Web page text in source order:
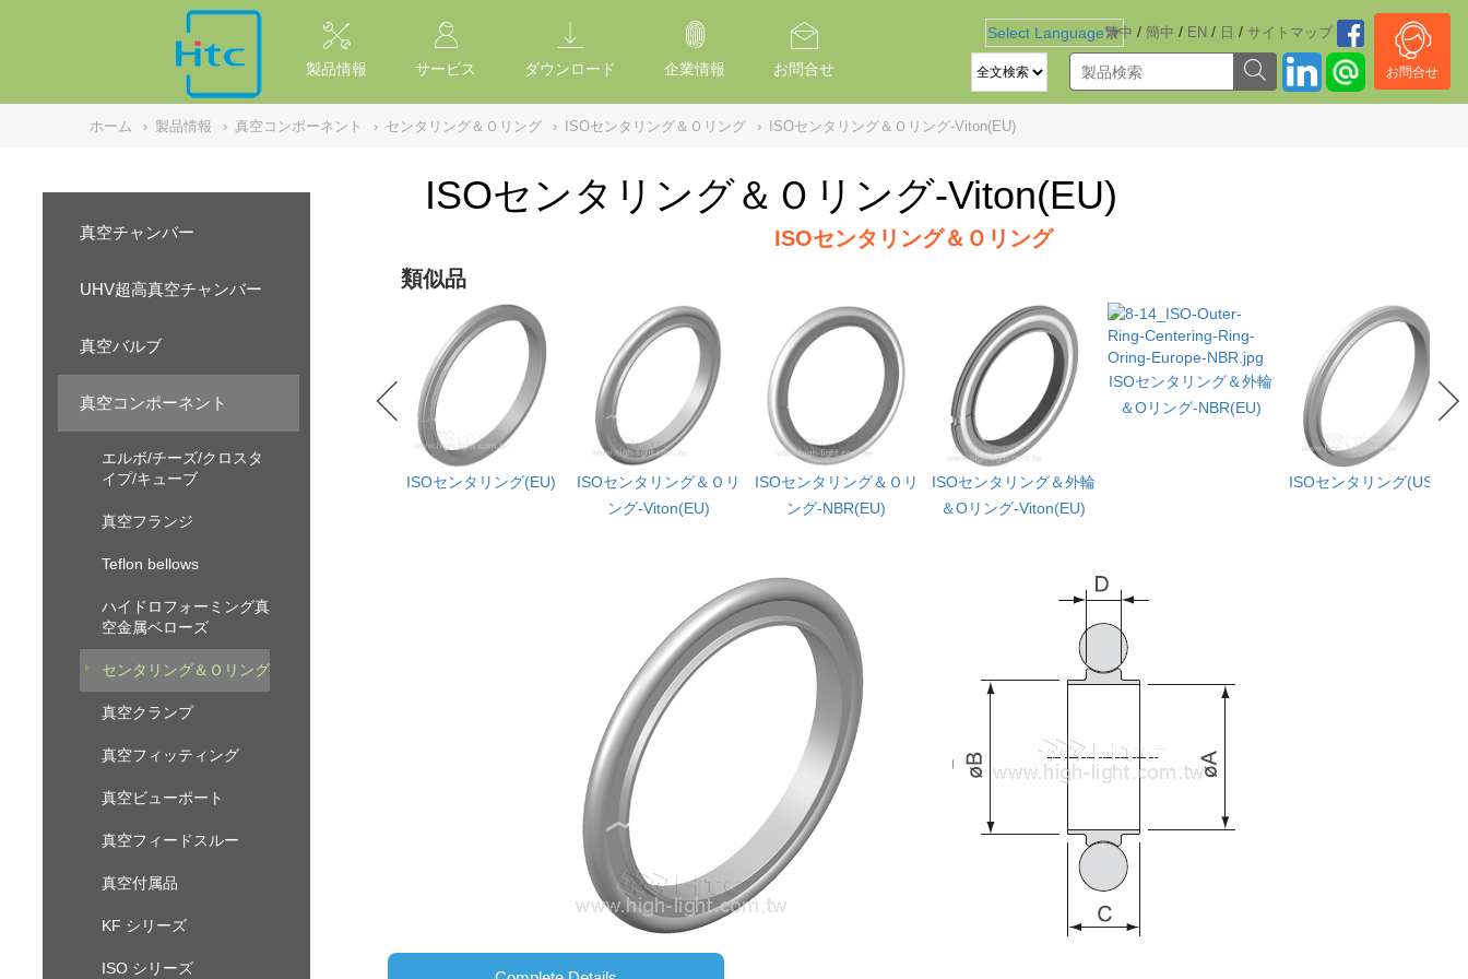
繁中 / 簡中 / EN / 日 / サイトマッブ
Select Language ▼
お問合せ
製品情報 サービス ダウンロード 企業情報 お問合せ
ホーム › 製品情報 › 真空コンポーネント › センタリング＆Ｏリング › ISOセンタリング＆Ｏリング › ISOセンタリング＆Ｏリング-Viton(EU)
真空チャンバー
UHV超高真空チャンバー
真空バルブ
真空コンポーネント
エルボ/チーズ/クロスタ
イプ/キューブ
真空フランジ
Teflon bellows
ハイドロフォーミング真
空金属ベローズ
センタリング＆Ｏリング
真空クランプ
真空フィッティング
真空ビューポート
真空フィードスルー
真空付属品
KF シリーズ
ISO シリーズ
ISOセンタリング＆Ｏリング-Viton(EU)
ISOセンタリング＆Ｏリング
類似品
ISOセンタリング(EU)
ISOセンタリング＆Ｏリ
ング-Viton(EU)
ISOセンタリング＆Ｏリ
ング-NBR(EU)
ISOセンタリング＆外輪
＆Oリング-Viton(EU)
ISOセンタリング＆外輪
＆Oリング-NBR(EU)
ISOセンタリング(USA)